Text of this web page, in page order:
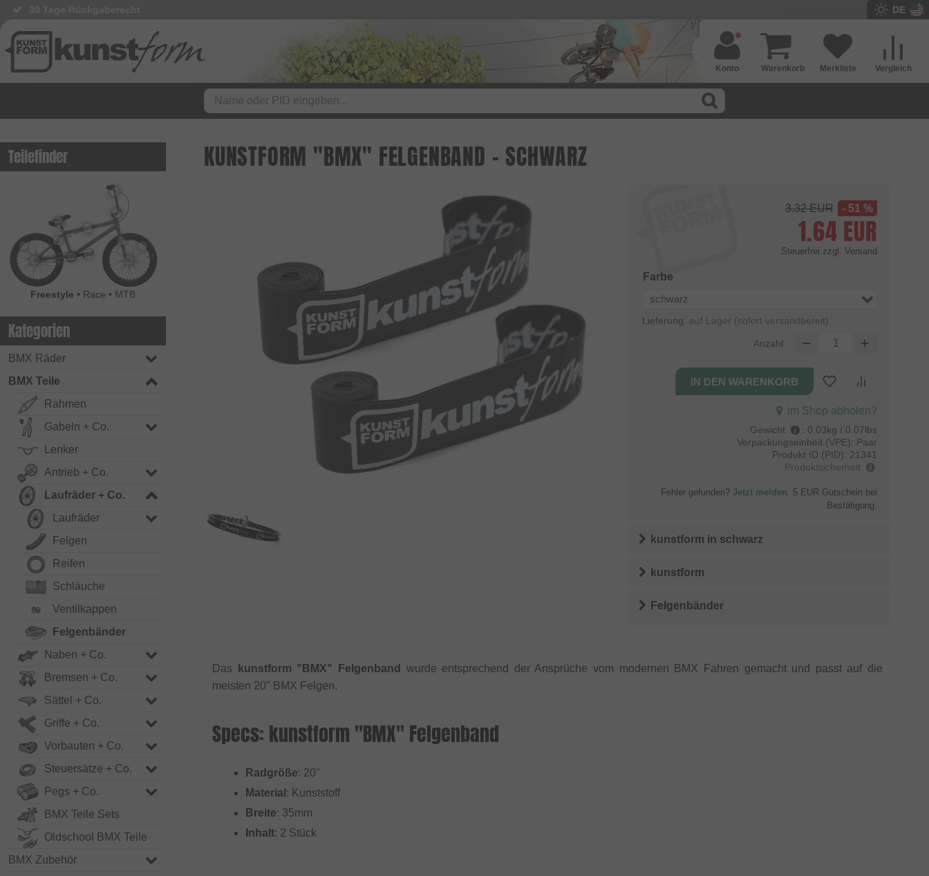
DE
Vergleich
Merkliste
Warenkorb
Konto
Teilefinder
Freestyle • Race • MTB
Kategorien
BMX Räder
BMX Teile
Rahmen
Gabeln + Co.
Lenker
Antrieb + Co.
Laufräder + Co.
Laufräder
Felgen
Reifen
Schläuche
Ventilkappen
Felgenbänder
Naben + Co.
Bremsen + Co.
Sättel + Co.
Griffe + Co.
Vorbauten + Co.
Steuersätze + Co.
Pegs + Co.
BMX Teile Sets
Oldschool BMX Teile
BMX Zubehör
KUNSTFORM "BMX" FELGENBAND - SCHWARZ
3.32EUR - 51 %
1.64 EUR
Steuerfrei zzgl. Versand
Farbe
schwarz
Lieferung: auf Lager (sofort versandbereit)
Anzahl:
im Shop abholen?
Gewicht : 0.03kg / 0.07lbs
Verpackungseinheit (VPE): Paar
Produkt ID (PID): 21341
Produktsicherheit
Fehler gefunden? Jetzt melden. 5 EUR Gutschein bei
Bestätigung.
kunstform in schwarz
kunstform
Felgenbänder
Das kunstform "BMX" Felgenband
wurde entsprechend der Ansprüche vom modernen BMX Fahren gemacht und passt auf die
meisten 20" BMX Felgen.
Specs: kunstform "BMX" Felgenband
Radgröße: 20"
Material : Kunststoff
Breite: 35mm
Inhalt: 2 Stück